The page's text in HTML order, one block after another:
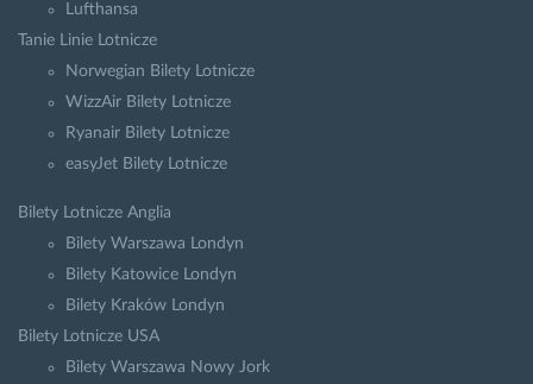
Lufthansa
Tanie Linie Lotnicze
Norwegian Bilety Lotnicze
WizzAir Bilety Lotnicze
Ryanair Bilety Lotnicze
easyJet Bilety Lotnicze
Bilety Lotnicze Anglia
Bilety Warszawa Londyn
Bilety Katowice Londyn
Bilety Kraków Londyn
Bilety Lotnicze USA
Bilety Warszawa Nowy Jork